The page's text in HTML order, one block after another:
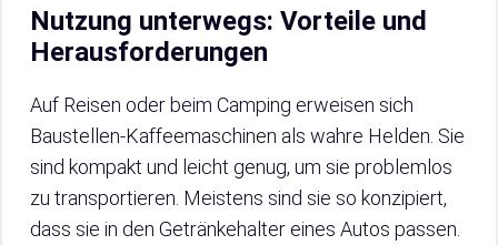
Nutzung unterwegs: Vorteile und
Herausforderungen
Auf Reisen oder beim Camping erweisen sich
Baustellen-Kaffeemaschinen als wahre Helden. Sie
sind kompakt und leicht genug, um sie problemlos
zu transportieren. Meistens sind sie so konzipiert,
dass sie in den Getränkehalter eines Autos passen.